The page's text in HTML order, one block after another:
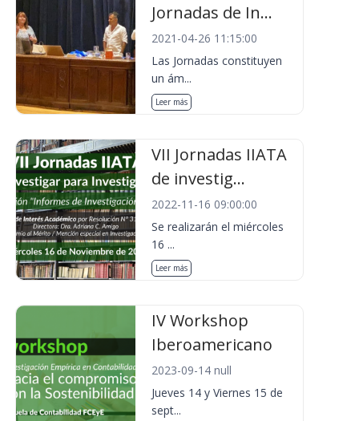
Jornadas de In...
2021-04-26 11:15:00
Las Jornadas constituyen
un ám...
Leer más
VII Jornadas IIATA
de investig...
2022-11-16 09:00:00
Se realizarán el miércoles
16 ...
Leer más
IV Workshop
Iberoamericano
2023-09-14 null
Jueves 14 y Viernes 15 de
sept...